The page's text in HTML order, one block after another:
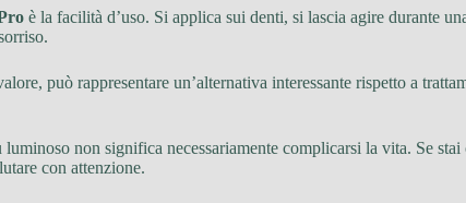
è la facilità d’uso. Si applica sui denti, si lascia agire durante
può rappresentare un’alternativa interessante rispetto a
non significa necessariamente complicarsi la vita. Se
con attenzione.